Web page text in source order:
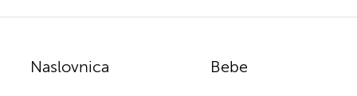
Naslovnica Bebe